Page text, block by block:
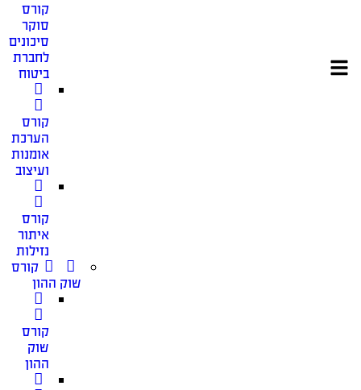
קורס
סוקר
סיכונים
לחברת
ביטוח
קורס
הערכת
אומנות
ועיצוב
קורס
איתור
נזילות
קורס
שוק ההון
קורס
שוק
ההון